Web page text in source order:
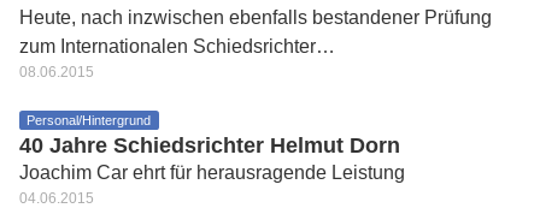
Heute, nach inzwischen ebenfalls bestandener Prüfung
zum Internationalen Schiedsrichter…
08.06.2015
Personal/Hintergrund
40 Jahre Schiedsrichter Helmut Dorn
Joachim Car ehrt für herausragende Leistung
04.06.2015